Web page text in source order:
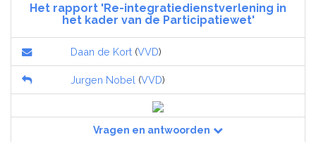
Het rapport 'Re-integratiedienstverlening in
het kader van de Participatiewet'
Daan de Kort (VVD)
Jurgen Nobel (VVD)
Vragen en antwoorden